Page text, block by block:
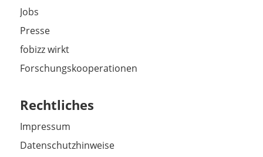
Jobs
Presse
fobizz wirkt
Forschungskooperationen
Rechtliches
Impressum
Datenschutzhinweise